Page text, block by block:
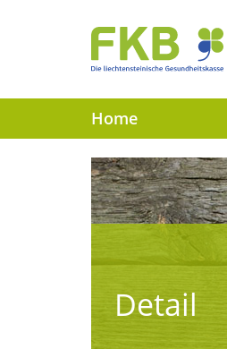
Home
Detail